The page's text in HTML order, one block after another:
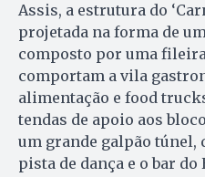
Assis, a estrutura do
projetada na forma de
composto por uma
comportam a vila
alimentação e food
tendas de apoio aos
um grande galpão túnel,
pista de dança e o bar